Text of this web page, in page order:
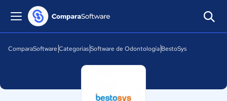
ComparaSoftware CategoríasSoftware de Odontología BestoSys